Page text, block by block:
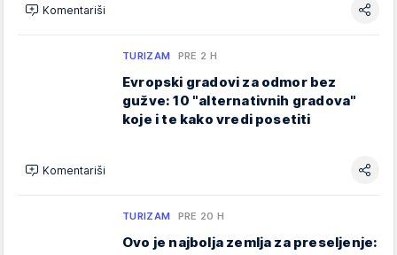
Komentariši
TURIZAM PRE 2 H
Evropski gradovi za odmor bez
gužve: 10 "alternativnih gradova"
koje i te kako vredi posetiti
Komentariši
TURIZAM PRE 20 H
Ovo je najbolja zemlja za preseljenje: